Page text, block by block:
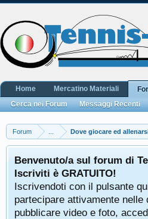
Forum Dove giocare ed
Benvenuto/a sul forum di
Iscriviti è GRATUITO!
Iscrivendoti con il pulsante
partecipare attivamente nelle
pubblicare video e foto,
Home Mercatino Materiali
Cerca nei Forum
Messaggi Recenti